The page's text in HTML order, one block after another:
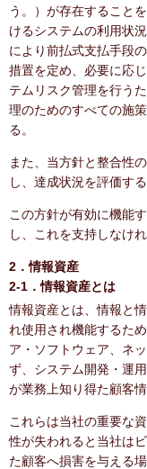
う。）が存在すること
けるシステムの利用状
により前払式支払手段
措置を定め、必要に応
テムリスク管理を行う
理のためのすべての施
る。
また、当方針と整合性
し、達成状況を評価す
この方針が有効に機能
し、これを支持しなけ
2．情報資産
2-1．情報資産とは
情報資産とは、情報と
れ使用され機能するた
ア・ソフトウェア、ネ
ず、システム開発・運
が業務上知り得た顧客
これらは当社の重要な
性が失われると当社は
た顧客へ損害を与える